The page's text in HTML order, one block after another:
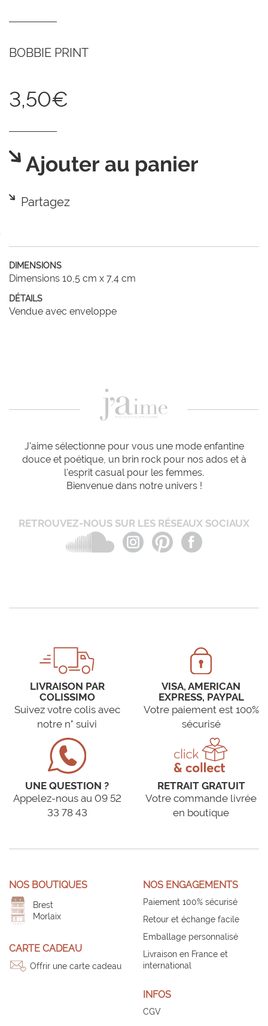
BOBBIE PRINT
3,50€
Ajouter au panier
Partagez
DIMENSIONS
Dimensions 10,5 cm x 7,4 cm
DÉTAILS
Vendue avec enveloppe
J'aime sélectionne pour vous une mode enfantine
douce et poétique, un brin rock pour nos ados et à
l'esprit casual pour les femmes.
Bienvenue dans notre univers !
RETROUVEZ-NOUS SUR LES RÉSEAUX SOCIAUX
LIVRAISON PAR
COLISSIMO
Suivez votre colis avec
notre n° suivi
VISA, AMERICAN
EXPRESS, PAYPAL
Votre paiement est 100%
sécurisé
UNE QUESTION ?
Appelez-nous au 09 52
33 78 43
RETRAIT GRATUIT
Votre commande livrée
en boutique
NOS BOUTIQUES
Brest
Morlaix
CARTE CADEAU
Offrir une carte cadeau
NOS ENGAGEMENTS
Paiement 100% sécurisé
Retour et échange facile
Emballage personnalisé
Livraison en France et
international
INFOS
CGV